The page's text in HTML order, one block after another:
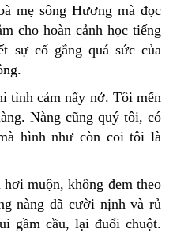
mẹ sông Hương mà đọc
cho hoàn cảnh học tiếng
sự cố gắng quá sức của
cảm nẩy nở. Tôi mến
Nàng cũng quý tôi, có
hình như còn coi tôi là
muộn, không đem theo
nàng đã cười nịnh và rủ
gầm cầu, lại đuổi chuột.